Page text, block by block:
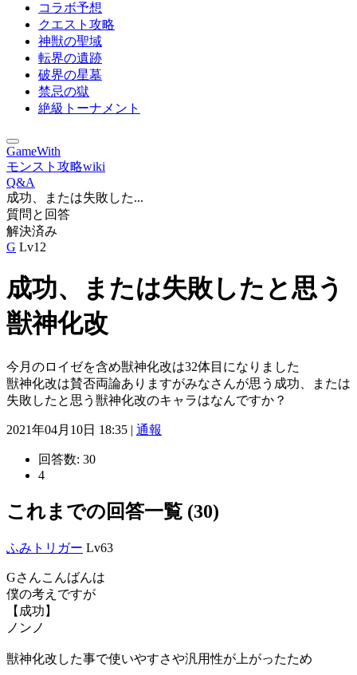
コラボ予想
クエスト攻略
神獣の聖域
転界の遺跡
破界の星墓
禁忌の獄
絶級トーナメント
GameWith
モンスト攻略wiki
Q&A
成功、または失敗した...
質問と回答
解決済み
G Lv12
成功、または失敗したと思う
獣神化改
今月のロイゼを含め獣神化改は32体目になりました
獣神化改は賛否両論ありますがみなさんが思う成功、または
失敗したと思う獣神化改のキャラはなんですか？
2021年04月10日 18:35 | 通報
回答数: 30
4
これまでの回答一覧 (30)
ふみトリガー Lv63
Gさんこんばんは
僕の考えですが
【成功】
ノンノ
獣神化改した事で使いやすさや汎用性が上がったため